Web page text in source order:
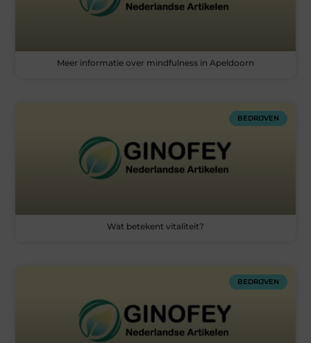
Meer informatie over mindfulness in Apeldoorn
BEDRIJVEN
Wat betekent vitaliteit?
BEDRIJVEN